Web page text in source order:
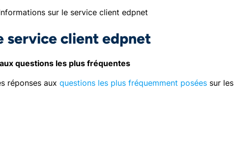
sur le service client edpnet
service client edpnet
questions les plus fréquentes
réponses aux questions les plus fréquemment posées sur les